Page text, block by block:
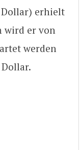
Dollar) erhielt
wird er von
werden
Dollar.